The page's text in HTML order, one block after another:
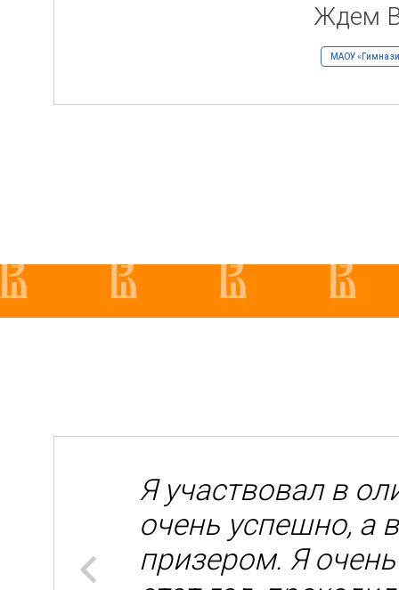
Ждем
МАОУ
Так
Я участвовал в
очень успешно, а
призером. Я